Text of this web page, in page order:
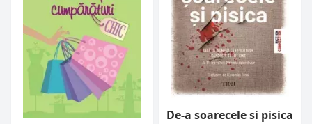
De-a soarecele si pisica